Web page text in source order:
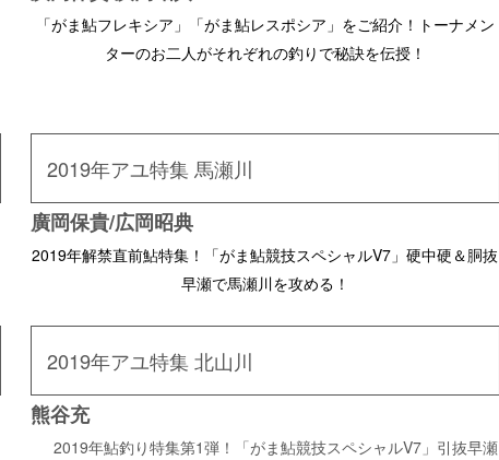
「がま鮎フレキシア」「がま鮎レスポシア」をご紹介！ トーナメン
ターのお二人がそれぞれの釣りで秘訣を伝授！
2019年アユ特集 馬瀬川
廣岡保貴/広岡昭典
2019年解禁直前鮎特集！「がま鮎競技スペシャルV7」硬中硬＆胴抜
早瀬で馬瀬川を攻める！
2019年アユ特集 北山川
熊谷充
2019年鮎釣り特集第1弾！「がま鮎競技スペシャルV7」引抜早瀬